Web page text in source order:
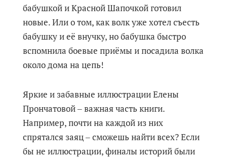
бабушкой и Красной Шапочкой готовил
новые. Или о том, как волк уже хотел съесть
бабушку и её внучку, но бабушка быстро
вспомнила боевые приёмы и посадила волка
около дома на цепь!
Яркие и забавные иллюстрации Елены
Прончатовой ‒ важная часть книги.
Например, почти на каждой из них
спрятался заяц ‒ сможешь найти всех? Если
бы не иллюстрации, финалы историй были